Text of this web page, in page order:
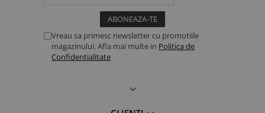
Vreau sa primesc newsletter cu promotiile
magazinului. Afla mai multe in Politica de
Confidentialitate